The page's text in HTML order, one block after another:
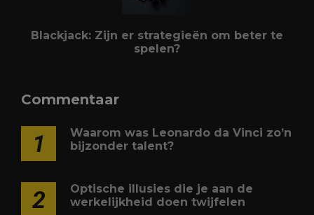
Blackjack: Zijn er strategieën om beter te
spelen?
Commentaar
1
Waarom was Leonardo da Vinci zo’n
bijzonder talent?
2
Optische illusies die je aan de
werkelijkheid doen twijfelen